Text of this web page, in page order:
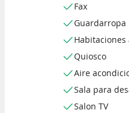
Fax
Guardarropa
Habitaciones
Quiosco
Aire
Sala para
Salon TV